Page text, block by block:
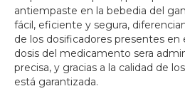
antiempaste en la bebedia del
fácil, eficiente y segura,
de los dosificadores presentes en
dosis del medicamento sera
precisa, y gracias a la calidad de
está garantizada.